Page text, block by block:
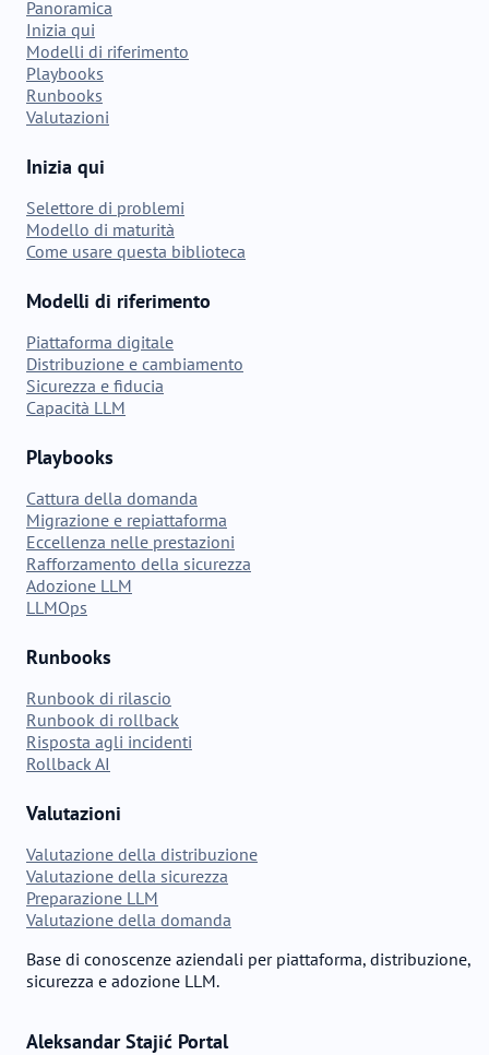
Panoramica
Inizia qui
Modelli di riferimento
Playbooks
Runbooks
Valutazioni
Inizia qui
Selettore di problemi
Modello di maturità
Come usare questa biblioteca
Modelli di riferimento
Piattaforma digitale
Distribuzione e cambiamento
Sicurezza e fiducia
Capacità LLM
Playbooks
Cattura della domanda
Migrazione e repiattaforma
Eccellenza nelle prestazioni
Rafforzamento della sicurezza
Adozione LLM
LLMOps
Runbooks
Runbook di rilascio
Runbook di rollback
Risposta agli incidenti
Rollback AI
Valutazioni
Valutazione della distribuzione
Valutazione della sicurezza
Preparazione LLM
Valutazione della domanda
Base di conoscenze aziendali per piattaforma, distribuzione,
sicurezza e adozione LLM.
Aleksandar Stajić Portal